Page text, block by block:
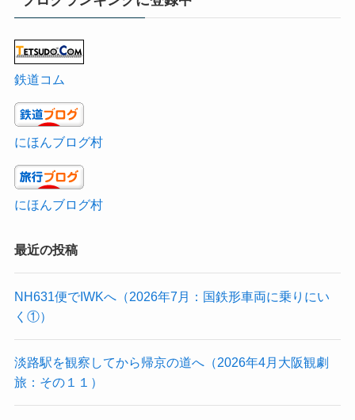
鉄道コム
にほんブログ村
にほんブログ村
最近の投稿
NH631便でIWKへ（2026年7月：国鉄形車両に乗りにい
く①）
淡路駅を観察してから帰京の道へ（2026年4月大阪観劇
旅：その１１）